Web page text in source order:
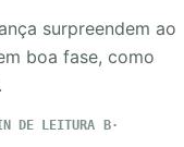
surpreendem ao
boa fase, como
DE LEITURA